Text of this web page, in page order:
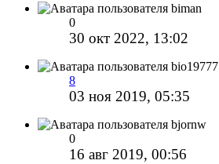
biman
0
30 окт 2022, 13:02
bio19777
8
03 ноя 2019, 05:35
bjornw
0
16 авг 2019, 00:56